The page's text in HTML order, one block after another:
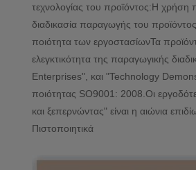
τεχνολογίας του προϊόντος:Η χρήση
διαδικασία παραγωγής του
ποιότητα των εργοστασίωνΤα
ελεγκτικότητα της παραγωγικής
Enterprises", και "Technology
ποιότητας SO9001: 2008.Οι
και ξεπερνώντας" είναι η αιώνια
Πιστοποιητικά